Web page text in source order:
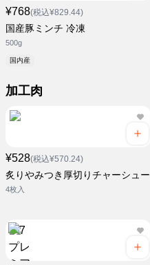
¥768(税込¥829.44)
国産豚ミンチ 冷凍
500g
国内産
加工肉
¥528(税込¥570.24)
炙りやみつき厚切りチャーシュー
4枚入